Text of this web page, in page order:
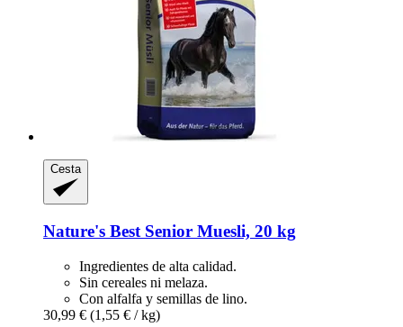
Cesta
Nature's Best Senior Muesli, 20 kg
Ingredientes de alta calidad.
Sin cereales ni melaza.
Con alfalfa y semillas de lino.
30,99 € (1,55 € / kg)